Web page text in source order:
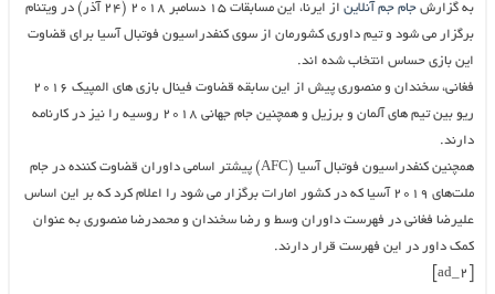
به گزارش جام جم آنلاین
از ایرنا، این مسابقات ۱۵ دسامبر ۲۰۱۸ (۲۴ آذر) در ویتنام
برگزار می شود و تیم داوری کشورمان از سوی کنفدراسیون فوتبال آسیا برای قضاوت
این بازی حساس انتخاب شده اند.
فغانی، سخندان و منصوری پیش از این سابقه قضاوت فینال بازی های المپیک ۲۰۱۶
ریو بین تیم های آلمان و برزیل و همچنین جام جهانی ۲۰۱۸ روسیه را نیز در کارنامه
دارند.
همچنین کنفدراسیون فوتبال آسیا (AFC) پیشتر اسامی داوران قضاوت کننده در جام
ملت‌های ۲۰۱۹ آسیا که در کشور امارات برگزار می شود را اعلام کرد که بر این اساس
علیرضا فغانی در فهرست داوران وسط و رضا سخندان و محمدرضا منصوری به عنوان
کمک داور در این فهرست قرار دارند.